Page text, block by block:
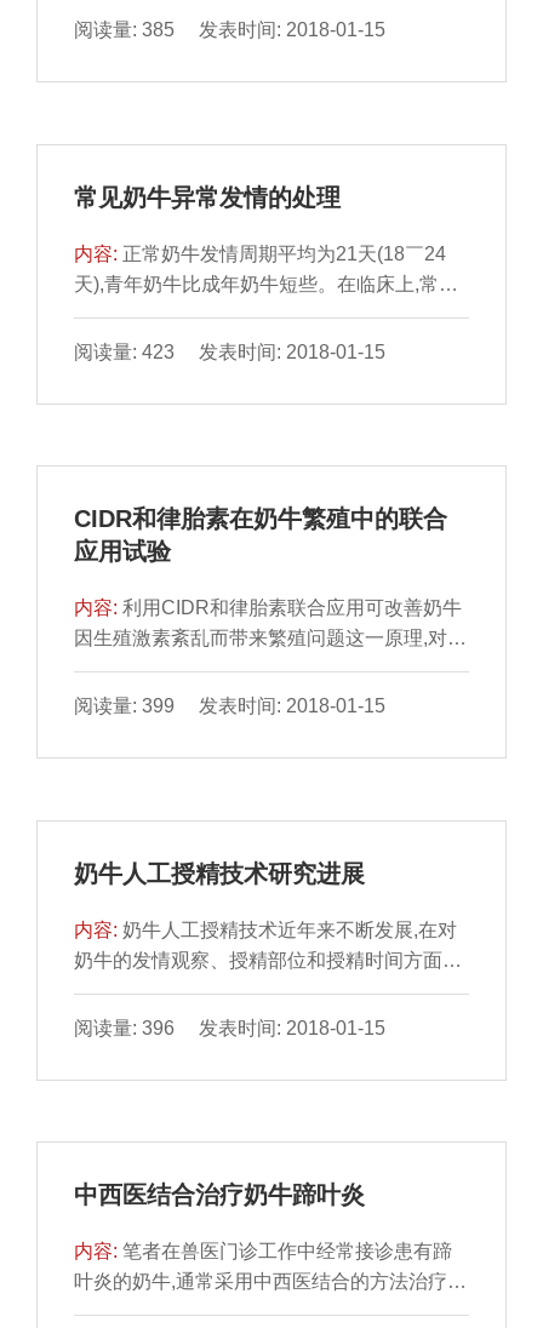
种畜场为例,对乳牛场的现状作短浅分析。1现
几十年牧场经营过程中所面临的诸多困难因素,
力支撑搬迁、环保投资的重要性。表1中所列
目的分析,数据均摘自历年帐目及保存资料,以
阅读量: 385 发表时间: 2018-01-15
常见奶牛异常发情的处理
内容: 正常奶牛发情周期平均为21天(18￣24
天),青年奶牛比成年奶牛短些。在临床上,常因
营养不良、饲料单一、泌乳过多、环境温度突
变等因素,导致体内激素分泌失调,引起异常发
行处理。1二次发情临床上约占30%左右的产
又很快出现第二次发情,与第一次发情间隔少则
发情奶牛要及时进行第二次输精,输精准胎率较
高。...
阅读量: 423 发表时间: 2018-01-15
CIDR和律胎素在奶牛繁殖中的联合
应用试验
内容:利用CIDR和律胎素联合应用可改善奶牛
因生殖激素紊乱而带来繁殖问题这一原理,对患
有卵巢静止或卵巢囊肿的奶牛进行治疗试验,获
得了受孕率分别达到50%与60%的结果。
阅读量: 399 发表时间: 2018-01-15
奶牛人工授精技术研究进展
内容:奶牛人工授精技术近年来不断发展,在对
奶牛的发情观察、授精部位和授精时间方面有
了一些新的认识,文中主要介绍这三方面的研究
进展。
阅读量: 396 发表时间: 2018-01-15
中西医结合治疗奶牛蹄叶炎
内容:笔者在兽医门诊工作中经常接诊患有蹄
叶炎的奶牛,通常采用中西医结合的方法治疗,
效果非常明显。1病因1.1饲养失宜畜主为了提